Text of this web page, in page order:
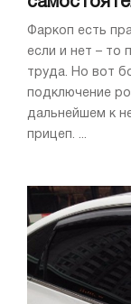
Фаркоп есть
если и нет – то
труда. Но вот
подключение
дальнейшем к
прицеп. ...